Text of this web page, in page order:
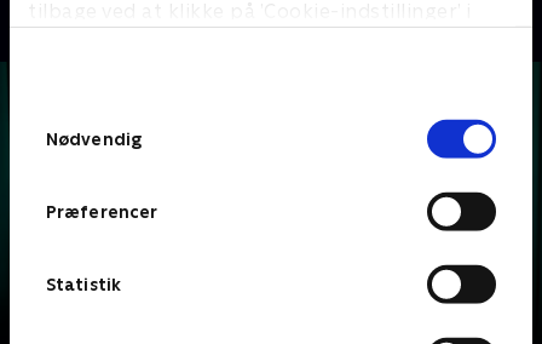
tilbage ved at klikke på ’Cookie-indstillinger’ i
Nødvendig
Præferencer
Statistik